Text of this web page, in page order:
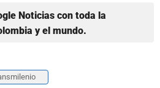
Noticias con toda la
y el mundo.